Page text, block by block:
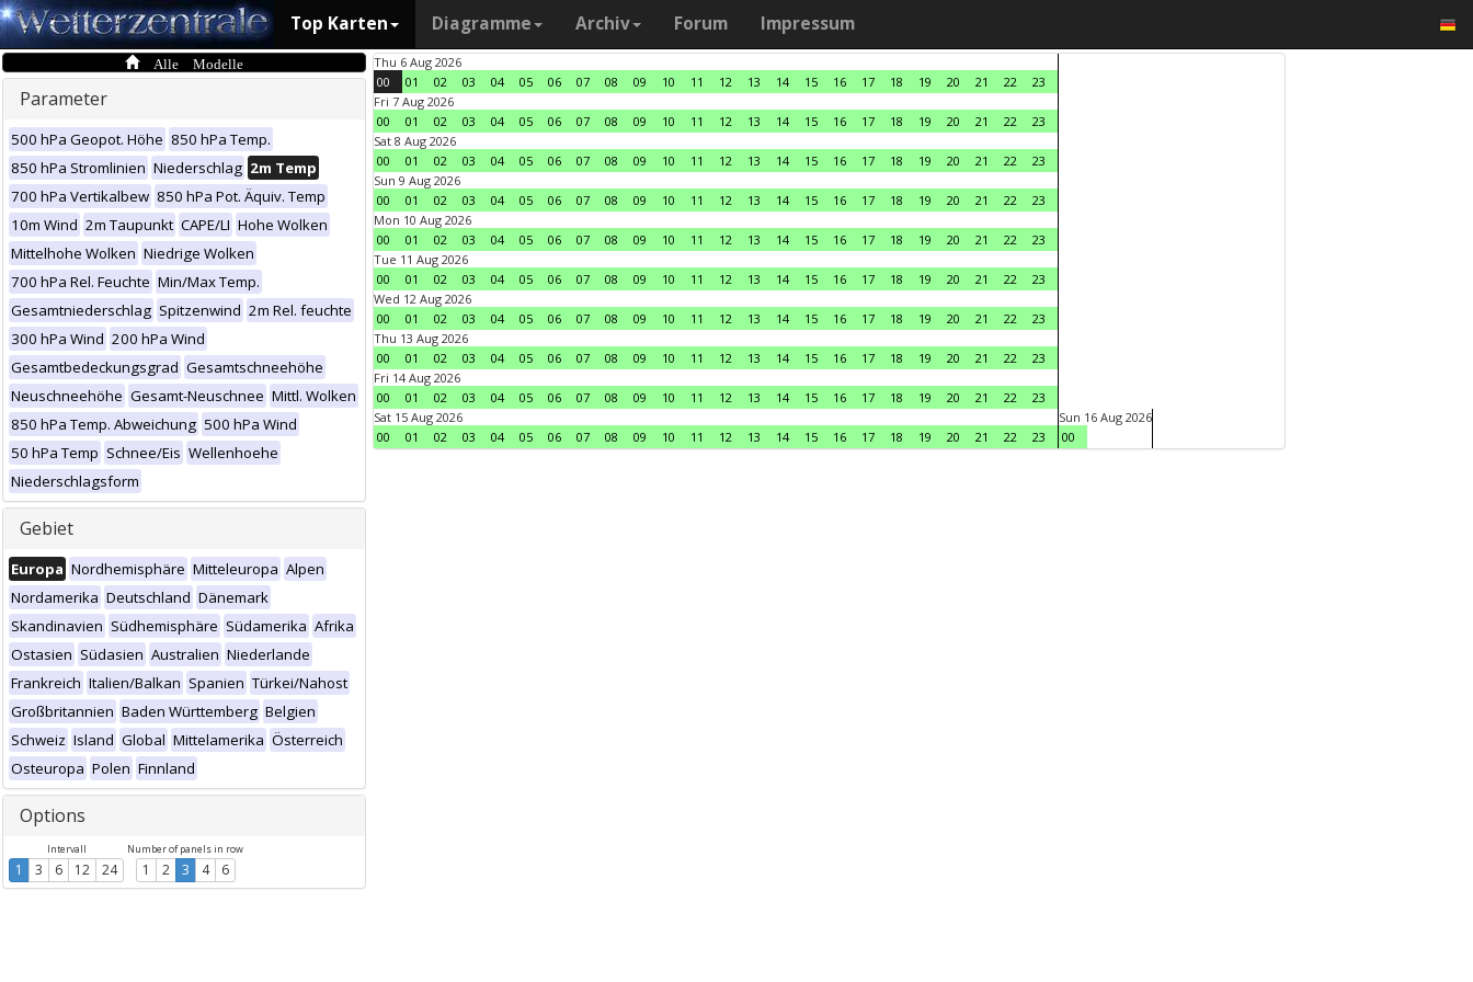
Top Karten Diagramme Archiv Forum Impressum
Alle Modelle
Parameter
500 hPa Geopot. Höhe 850 hPa Temp.
850 hPa Stromlinien Niederschlag 2m Temp
700 hPa Vertikalbew 850 hPa Pot. Äquiv. Temp
10m Wind 2m Taupunkt CAPE/LI Hohe Wolken
Mittelhohe Wolken Niedrige Wolken
700 hPa Rel. Feuchte Min/Max Temp.
Gesamtniederschlag Spitzenwind 2m Rel. feuchte
300 hPa Wind 200 hPa Wind
Gesamtbedeckungsgrad Gesamtschneehöhe
Neuschneehöhe Gesamt-Neuschnee Mittl. Wolken
850 hPa Temp. Abweichung 500 hPa Wind
50 hPa Temp Schnee/Eis Wellenhoehe
Niederschlagsform
Gebiet
Europa Nordhemisphäre Mitteleuropa Alpen
Nordamerika Deutschland Dänemark
Skandinavien Südhemisphäre Südamerika Afrika
Ostasien Südasien Australien Niederlande
Frankreich Italien/Balkan Spanien Türkei/Nahost
Großbritannien Baden Württemberg Belgien
Schweiz Island Global Mittelamerika Österreich
Osteuropa Polen Finnland
Options
Intervall
1 3 6 12 24
Number of panels in row
1 2 3 4 6
Thu 6 Aug 2026
00
01 02 03 04 05 06 07 08 09 10 11 12 13 14 15 16 17 18 19 20 21 22
23
Fri 7 Aug 2026
00
01 02 03 04 05 06 07 08 09 10 11 12 13 14 15 16 17 18 19 20 21 22
23
Sat 8 Aug 2026
00
01 02 03 04 05 06 07 08 09 10 11 12 13 14 15 16 17 18 19 20 21 22
23
Sun 9 Aug 2026
00
01 02 03 04 05 06 07 08 09 10 11 12 13 14 15 16 17 18 19 20 21 22
23
Mon 10 Aug 2026
00
01 02 03 04 05 06 07 08 09 10 11 12 13 14 15 16 17 18 19 20 21 22
23
Tue 11 Aug 2026
00
01 02 03 04 05 06 07 08 09 10 11 12 13 14 15 16 17 18 19 20 21 22
23
Wed 12 Aug 2026
00
01 02 03 04 05 06 07 08 09 10 11 12 13 14 15 16 17 18 19 20 21 22
23
Thu 13 Aug 2026
00
01 02 03 04 05 06 07 08 09 10 11 12 13 14 15 16 17 18 19 20 21 22
23
Fri 14 Aug 2026
00
01 02 03 04 05 06 07 08 09 10 11 12 13 14 15 16 17 18 19 20 21 22
23
Sat 15 Aug 2026
00
01 02 03 04 05 06 07 08 09 10 11 12 13 14 15 16 17 18 19 20 21 22 23
Sun 16 Aug 2026
00